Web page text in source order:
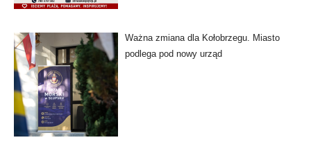
Ważna zmiana dla Kołobrzegu. Miasto
podlega pod nowy urząd